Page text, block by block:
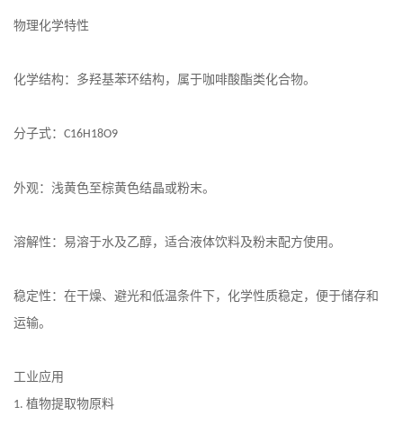
物理化学特性
化学结构：多羟基苯环结构，属于咖啡酸酯类化合物。
分子式： C16H18O9
外观：浅黄色至棕黄色结晶或粉末。
溶解性：易溶于水及乙醇，适合液体饮料及粉末配方使用。
稳定性：在干燥、避光和低温条件下，化学性质稳定，便于储存和
运输。
工业应用
1. 植物提取物原料